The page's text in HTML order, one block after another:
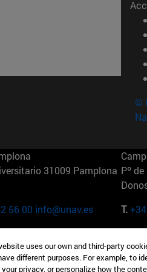
©
31009 Pamplona
56 00 info@unav.es
Pº
T.
Águila 3 28023
165
EE.UU
uses our own and third-party
different purposes. For example, to
privacy, or personalize how the